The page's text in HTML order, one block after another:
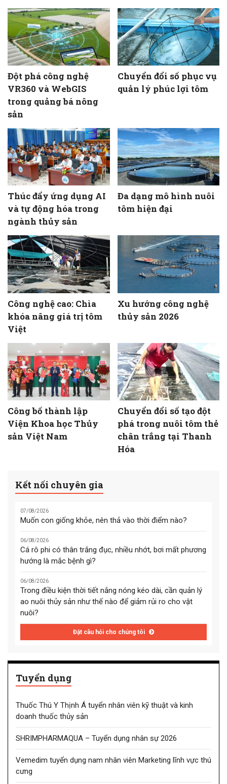
Đột phá công nghệ
VR360 và WebGIS
trong quảng bá nông
sản
Chuyển đổi số phục vụ
quản lý phúc lợi tôm
Thúc đẩy ứng dụng AI
và tự động hóa trong
ngành thủy sản
Đa dạng mô hình nuôi
tôm hiện đại
Công nghệ cao: Chìa
khóa nâng giá trị tôm
Việt
Xu hướng công nghệ
thủy sản 2026
Công bố thành lập
Viện Khoa học Thủy
sản Việt Nam
Chuyển đổi số tạo đột
phá trong nuôi tôm thẻ
chân trắng tại Thanh
Hóa
Kết nối chuyên gia
07/08/2026
Muốn con giống khỏe, nên thả vào thời điểm nào?
06/08/2026
Cá rô phi có thân trắng đục, nhiều nhớt, bơi mất phương
hướng là mắc bệnh gì?
06/08/2026
Trong điều kiện thời tiết nắng nóng kéo dài, cần quản lý
ao nuôi thủy sản như thế nào để giảm rủi ro cho vật
nuôi?
Đặt câu hỏi cho chúng tôi
Tuyển dụng
Thuốc Thú Y Thịnh Á tuyển nhân viên kỹ thuật và kinh
doanh thuốc thủy sản
SHRIMPHARMAQUA – Tuyển dụng nhân sự 2026
Vemedim tuyển dụng nam nhân viên Marketing lĩnh vực thú
cưng